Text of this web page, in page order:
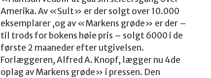
Amerika. Av «Sult» er der solgt over 10.000
eksemplarer ,og av «Markens grøde» er der –
til trods for bokens høie pris – solgt 6000 i de
første 2 maaneder efter utgivelsen.
Forlæggeren, Alfred A. Knopf, lægger nu 4de
oplag av Markens grøde» i pressen. Den